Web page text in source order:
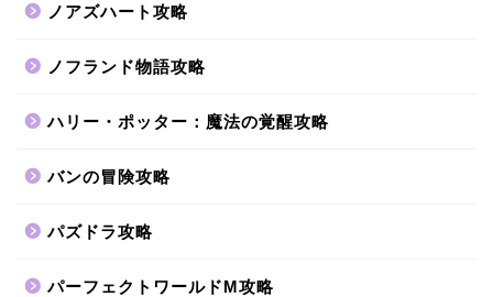
ノアズハート攻略
ノフランド物語攻略
ハリー・ポッター：魔法の覚醒攻略
バンの冒険攻略
パズドラ攻略
パーフェクトワールドM攻略